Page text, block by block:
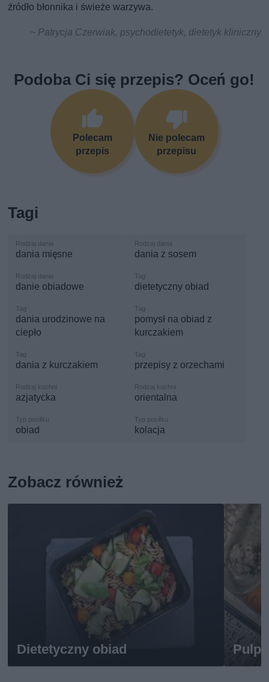
źródło błonnika i świeże warzywa.
~ Patrycja Czerwiak, psychodietetyk, dietetyk kliniczny
Podoba Ci się przepis? Oceń go!
Polecam
przepis
Nie polecam
przepisu
Tagi
dania mięsne dania z sosem
danie obiadowe dietetyczny obiad
dania urodzinowe na
ciepło
pomysł na obiad z
kurczakiem
dania z kurczakiem przepisy z orzechami
azjatycka orientalna
obiad kolacja
Zobacz również
Dietetyczny obiad